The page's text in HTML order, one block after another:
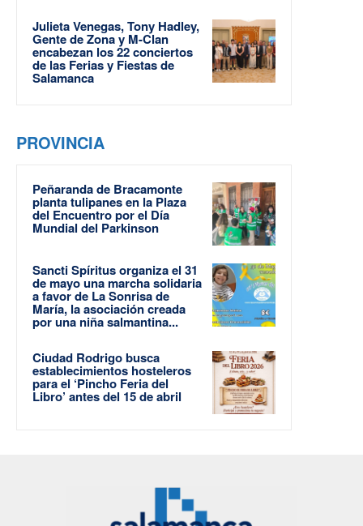
Julieta Venegas, Tony Hadley,
Gente de Zona y M-Clan
encabezan los 22 conciertos
de las Ferias y Fiestas de
Salamanca
PROVINCIA
Peñaranda de Bracamonte
planta tulipanes en la Plaza
del Encuentro por el Día
Mundial del Parkinson
Sancti Spíritus organiza el 31
de mayo una marcha solidaria
a favor de La Sonrisa de
María, la asociación creada
por una niña salmantina...
Ciudad Rodrigo busca
establecimientos hosteleros
para el ‘Pincho Feria del
Libro’ antes del 15 de abril